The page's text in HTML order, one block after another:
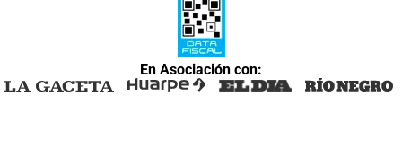
En Asociación con: